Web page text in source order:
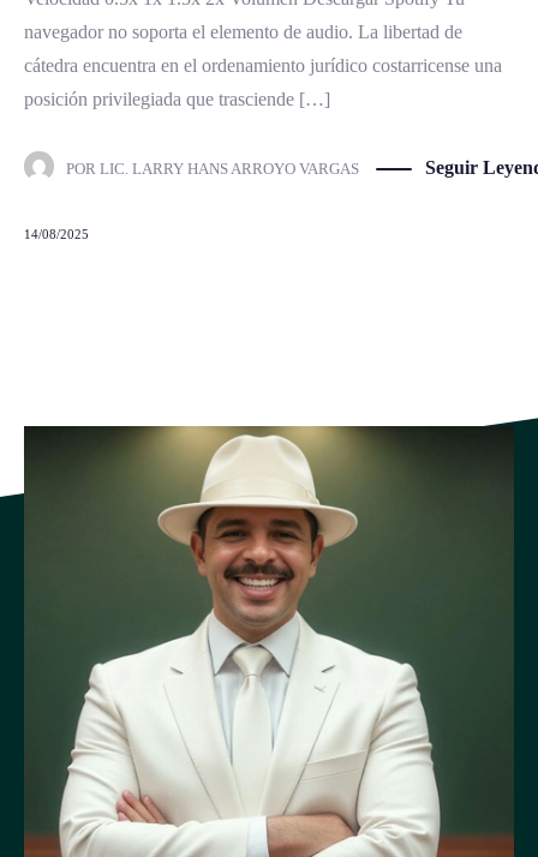
navegador no soporta el elemento de audio. La libertad de
cátedra encuentra en el ordenamiento jurídico costarricense una
posición privilegiada que trasciende […]
POR LIC. LARRY HANS ARROYO VARGAS Seguir
14/08/2025